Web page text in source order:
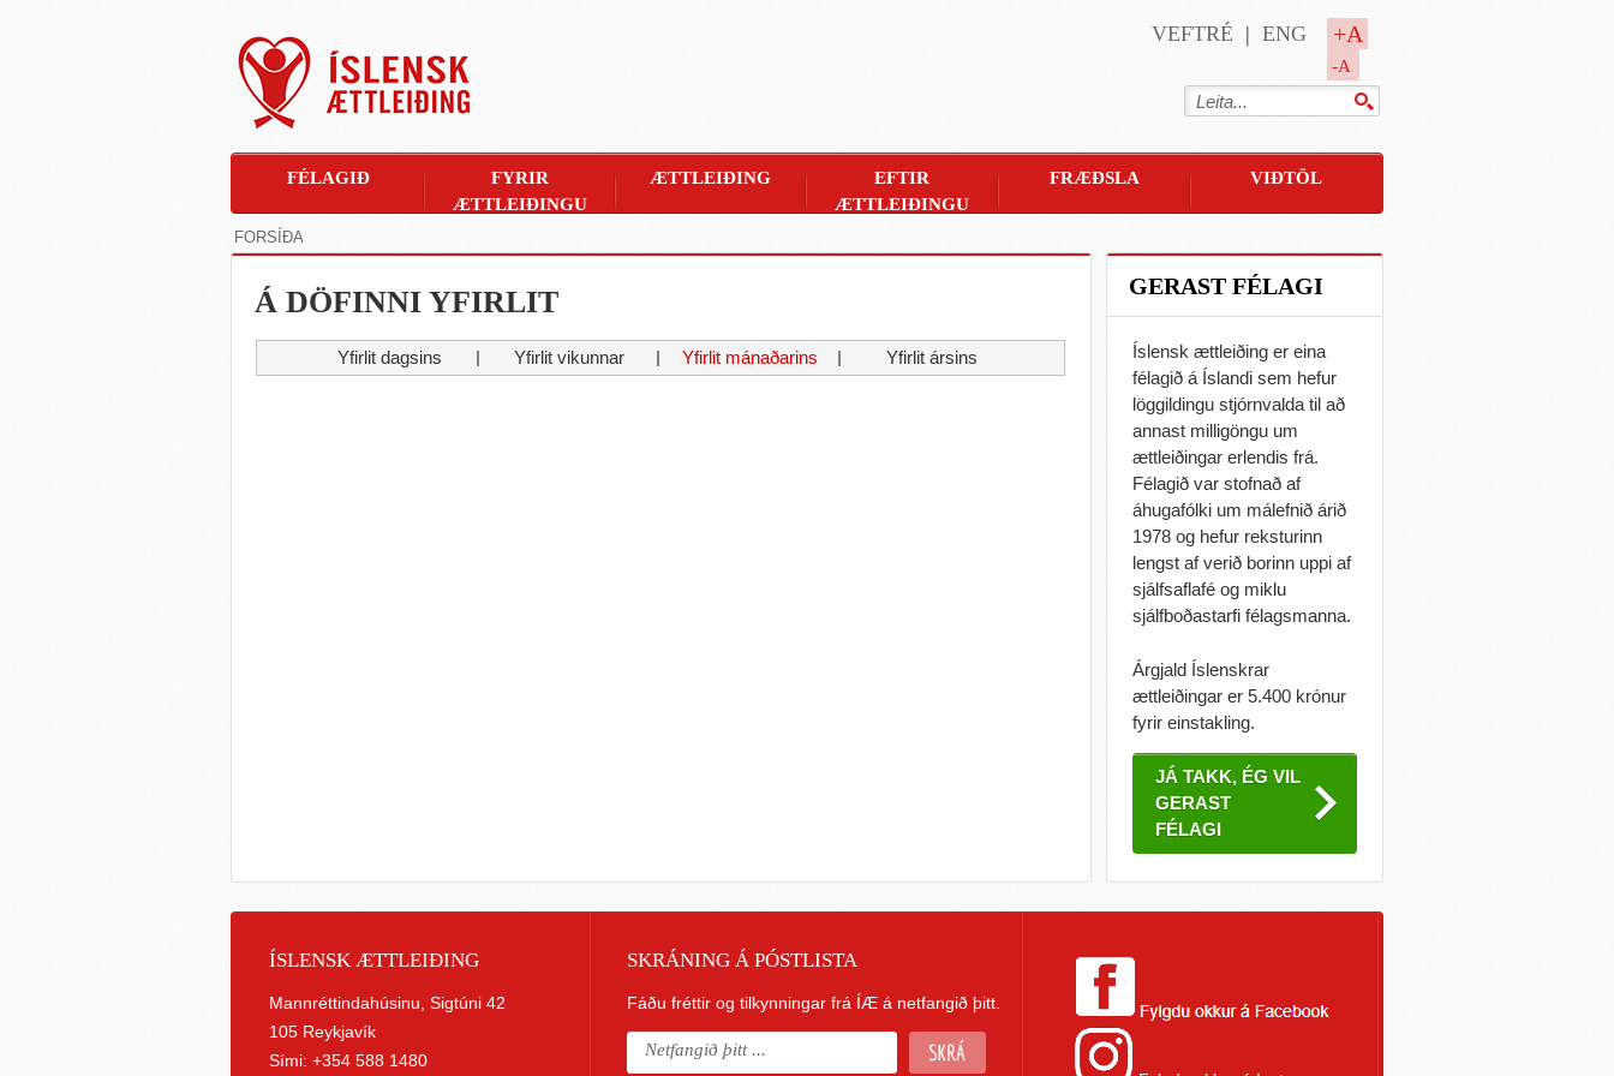
FORSÍÐA
Á DÖFINNI YFIRLIT
Yfirlit dagsins Yfirlit vikunnar Yfirlit mánaðarins Yfirlit ársins
FÉLAGIÐ
FYRIR
ÆTTLEIÐINGU
ÆTTLEIÐING
EFTIR
ÆTTLEIÐINGU
FRÆÐSLA VIÐTÖL
GERAST FÉLAGI
Íslensk ættleiðing er eina
félagið á Íslandi sem hefur
löggildingu stjórnvalda til að
annast milligöngu um
ættleiðingar erlendis frá.
Félagið var stofnað af
áhugafólki um málefnið árið
1978 og hefur reksturinn
lengst af verið borinn uppi af
sjálfsaflafé og miklu
sjálfboðastarfi félagsmanna.
Árgjald Íslenskrar
ættleiðingar er 5.400 krónur
fyrir einstakling.
JÁ TAKK, ÉG VIL
GERAST
FÉLAGI
ÍSLENSK ÆTTLEIÐING
Mannréttindahúsinu, Sigtúni 42
105 Reykjavík
Sími: +354 588 1480
SKRÁNING Á PÓSTLISTA
Fáðu fréttir og tilkynningar frá ÍÆ á netfangið þitt.
+A
-A
VEFTRÉ ENG